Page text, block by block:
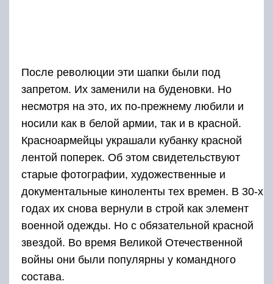
После революции эти шапки были под
запретом. Их заменили на буденовки. Но
несмотря на это, их по-прежнему любили и
носили как в белой армии, так и в красной.
Красноармейцы украшали кубанку красной
лентой поперек. Об этом свидетельствуют
старые фотографии, художественные и
документальные киноленты тех времен. В 30-х
годах их снова вернули в строй как элемент
военной одежды. Но с обязательной красной
звездой. Во время Великой Отечественной
войны они были популярны у командного
состава.